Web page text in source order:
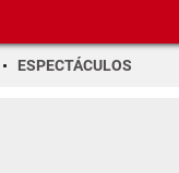
ESPECTÁCULOS